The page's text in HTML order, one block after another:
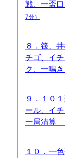
戦、一盃
7分）
８．筏、
チゴ、イ
ク、一鳴
９．１０
ール、イ
一局清算
１０．一